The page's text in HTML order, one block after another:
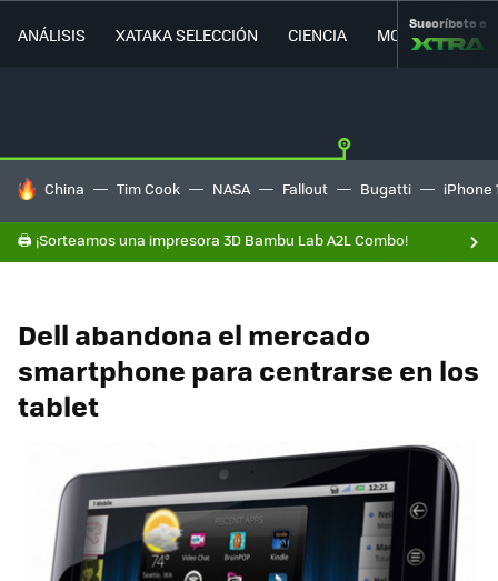
ANÁLISIS XATAKA SELECCIÓN CIENCIA MOVILIDAD
Suscríbete a
HOY SE HABLA DE
China Tim Cook NASA Fallout Bugatti iPhone
🖨️ ¡Sorteamos una impresora 3D Bambu Lab A2L Combo!
Dell abandona el mercado
smartphone para centrarse en los
tablet